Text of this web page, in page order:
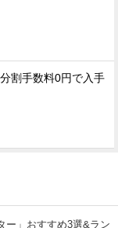
割手数料0円で入手
ー」おすすめ3選&ラン